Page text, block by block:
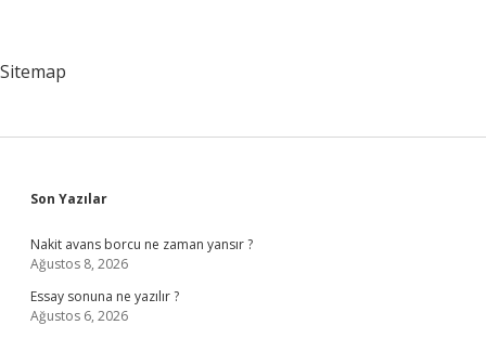
Sitemap
Sidebar
Son Yazılar
Nakit avans borcu ne zaman yansır ?
Ağustos 8, 2026
Essay sonuna ne yazılır ?
Ağustos 6, 2026